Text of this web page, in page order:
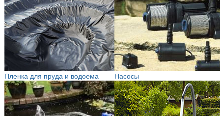
Пленка для пруда и водоема Насосы